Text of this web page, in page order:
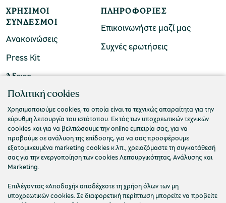
ΧΡΉΣΙΜΟΙ
ΣΎΝΔΕΣΜΟΙ
Ανακοινώσεις
Press Kit
Άδειες
ΠΛΗΡΟΦΟΡΊΕΣ
Επικοινωνήστε μαζί μας
Συχνές ερωτήσεις
ΠΟΛΙΤΙΣΤΙΚΟ ΙΔΡΥΜΑ ΟΜΙΛΟΥ ΠΕΙΡΑΙΩΣ
Τ. 210 3256922
Ε. info@piop.gr
ΣΥΝΔΕΘΕΙΤΕ ΜΑΖΙ ΜΑΣ
Πολιτική cookies
Χρησιμοποιούμε cookies, τα οποία είναι τα τεχνικώς απαραίτητα για την
εύρυθμη λειτουργία του ιστότοπου. Εκτός των υποχρεωτικών τεχνικών
cookies και για να βελτιώσουμε την online εμπειρία σας, για να
προβούμε σε ανάλυση της επίδοσης, για να σας προσφέρουμε
εξατομικευμένα marketing cookies κ.λπ., χρειαζόμαστε τη συγκατάθεσή
σας για την ενεργοποίηση των cookies Λειτουργικότητας, Ανάλυσης και
Marketing.
Επιλέγοντας «Αποδοχή» αποδέχεστε τη χρήση όλων των μη
υποχρεωτικών cookies. Σε διαφορετική περίπτωση μπορείτε να προβείτε